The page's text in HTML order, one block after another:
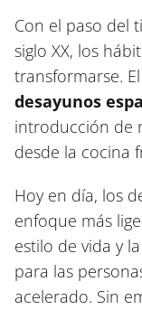
Con el paso del
siglo XX, los
transformarse. El
desayunos
introducción de
desde la cocina
Hoy en día, los
enfoque más
estilo de vida y
para las
acelerado. Sin